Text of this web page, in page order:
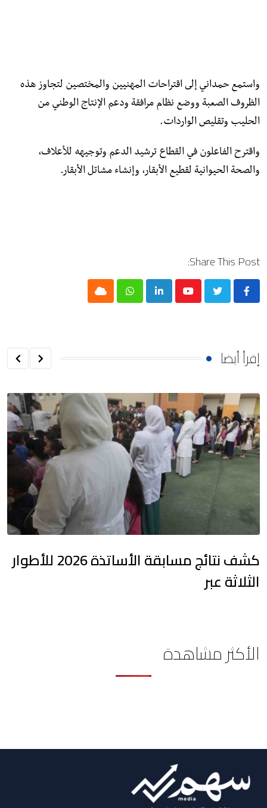
واستمع حمداني إلى اقتراحات المهنيين والمختصين لتجاوز هذه
الظروف الصعبة ووضع نظام مرافقة ودعم الإنتاج الوطني من
الحليب وتقليص الواردات.
واقترح الفاعلون في القطاع ترشيد الدعم وتوجيهه للأعلاف،
والصحة الحيوانية لقطيع الأبقار، وإنشاء مشاتل الأبقار.
Share This Post:
Youtube
LinkedIn
Whatsapp
Cloud
إقرأ أيضا
كشف نتائج مسابقة الأساتذة 2026 للأطوار
الثلاثة عبر
الأكثر مشاهدة